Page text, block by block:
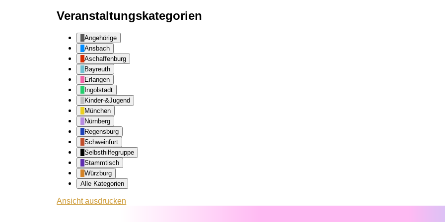
Veranstaltungskategorien
Angehörige
Ansbach
Aschaffenburg
Bayreuth
Erlangen
Ingolstadt
Kinder-&Jugend
München
Nürnberg
Regensburg
Schweinfurt
Selbsthilfegruppe
Stammtisch
Würzburg
Alle Kategorien
Ansichtausdrucken